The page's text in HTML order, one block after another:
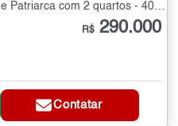
Apartamento à Venda na Cidade Patriarca com 2 quartos - 40 m²
R$ 290.000
Contatar